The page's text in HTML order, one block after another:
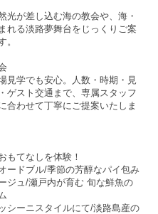
光が差し込む海の教会や、海・
れる淡路夢舞台をじっくりご案
。
見学でも安心。人数・時期・見
ゲスト交通まで、専属スタッフ
合わせて丁寧にご提案いたしま
もてなしを体験！
ードブル/季節の芳醇なパイ包み
ジュ/瀬戸内が育む 旬な鮮魚の
シーニスタイルにて/淡路島産の